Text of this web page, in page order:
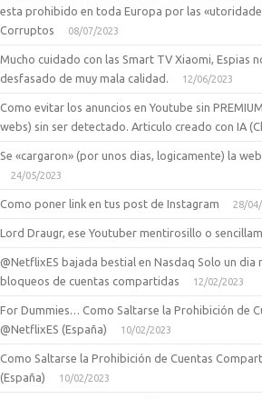
esta prohibido en toda Europa por las
Corruptos
08/07/2023
Mucho cuidado con las Smart TV Xiaomi, Espias
desfasado de muy mala calidad.
12/06/2023
Como evitar los anuncios en Youtube sin
webs) sin ser detectado. Articulo creado con IA
Se «cargaron» (por unos dias, logicamente) la
24/05/2023
Como poner link en tus post de Instagram 28/
Lord Draugr, ese Youtuber mentirosillo o
@NetflixES bajada bestial en Nasdaq Solo un dia
bloqueos de cuentas compartidas
12/02/2023
For Dummies… Como Saltarse la Prohibición de
@NetflixES (España)
10/02/2023
Como Saltarse la Prohibición de Cuentas
(España)
10/02/2023